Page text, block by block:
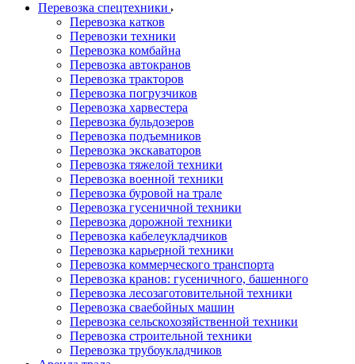
Перевозка спецтехники
Перевозка катков
Перевозки техники
Перевозка комбайна
Перевозка автокранов
Перевозка тракторов
Перевозка погрузчиков
Перевозка харвестера
Перевозка бульдозеров
Перевозка подъемников
Перевозка экскаваторов
Перевозка тяжелой техники
Перевозка военной техники
Перевозка буровой на трале
Перевозка гусеничной техники
Перевозка дорожной техники
Перевозка кабелеукладчиков
Перевозка карьерной техники
Перевозка коммерческого транспорта
Перевозка кранов: гусеничного, башенного
Перевозка лесозаготовительной техники
Перевозка сваебойных машин
Перевозка сельскохозяйственной техники
Перевозка строительной техники
Перевозка трубоукладчиков